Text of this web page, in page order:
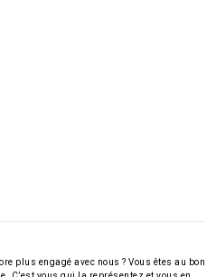
plus engagé avec nous ? Vous êtes au bon